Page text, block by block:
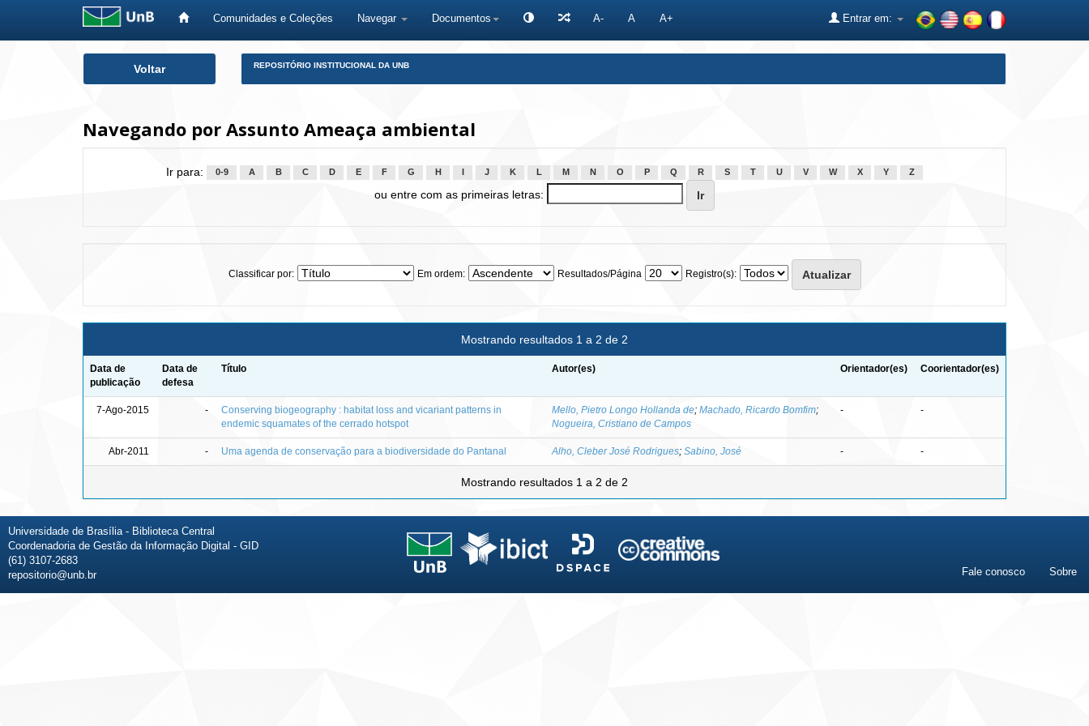
Comunidades e Coleções Navegar Documentos A- A A+ Entrar em:
Voltar REPOSITÓRIO INSTITUCIONAL DA UNB
Navegando por Assunto Ameaça ambiental
Ir para: 0-9 A B C D E F G H J K L M N O P Q R S T U V W X Y Z
ou entre com as primeiras letras:
Classificar por: Em ordem: Resultados/Página Registro(s):
Mostrando resultados 1 a 2 de 2
Data de
publicação
Data de
defesa
Título Autor(es) Orientador(es) Coorientador(es)
7-Ago-2015 -
Conserving biogeography : habitat loss and vicariant patterns in
endemic squamates of the cerrado hotspot
Mello, Pietro Longo Hollanda de; Machado, Ricardo Bomfim;
Nogueira, Cristiano de Campos
- -
Abr-2011 - Uma agenda de conservação para a biodiversidade do Pantanal Alho, Cleber José Rodrigues; Sabino, José - -
Mostrando resultados 1 a 2 de 2
Universidade de Brasília - Biblioteca Central
Coordenadoria de Gestão da Informação Digital - GID
(61) 3107-2683
repositorio@unb.br
Fale conosco Sobre